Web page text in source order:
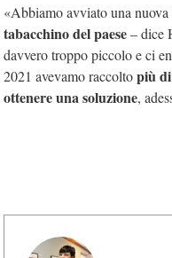
«Abbiamo avviato una
tabacchino del paese– dice
davvero troppo piccolo e ci
2021 avevamo raccoltopiù
ottenere una soluzione,